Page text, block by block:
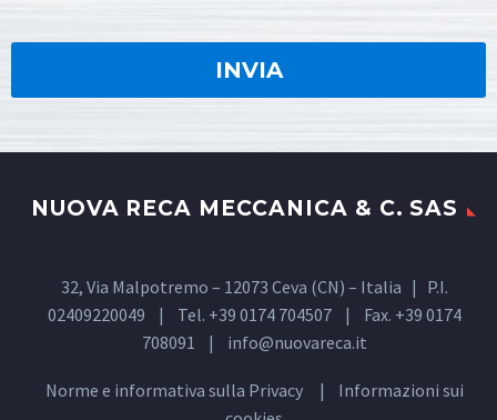
NUOVA RECA MECCANICA & C. SAS
32, Via Malpotremo – 12073 Ceva (CN) – Italia | P.I.
02409220049 | Tel. +39 0174 704507 | Fax. +39 0174
708091 | info@nuovareca.it
Norme e informativa sulla Privacy| Informazioni sui